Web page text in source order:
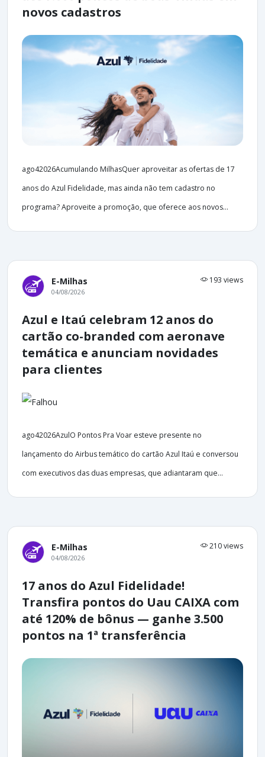
novos cadastros
ago42026Acumulando MilhasQuer aproveitar as ofertas de 17
anos do Azul Fidelidade, mas ainda não tem cadastro no
programa? Aproveite a promoção, que oferece aos novos...
E-Milhas 193 views
04/08/2026
Azul e Itaú celebram 12 anos do
cartão co-branded com aeronave
temática e anunciam novidades
para clientes
ago42026AzulO Pontos Pra Voar esteve presente no
lançamento do Airbus temático do cartão Azul Itaú e conversou
com executivos das duas empresas, que adiantaram que...
E-Milhas 210 views
04/08/2026
17 anos do Azul Fidelidade!
Transfira pontos do Uau CAIXA com
até 120% de bônus — ganhe 3.500
pontos na 1ª transferência